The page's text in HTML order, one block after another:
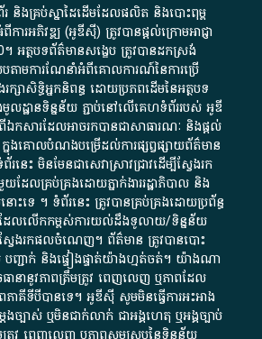
និង​គ្រប់​ស្នា​ដៃ​ដើម​ដែល​ផលិត​ និង​បោះពុម្ព​
ារអភិវឌ្ឍ​​ (អូ​ឌី​ស៊ី)​ ត្រូវ​បាន​ផ្តល់​ក្រោម​អាជ្ញា
។​ អត្ថបទ​ព័ត៌មាន​សង្ខេប​ ត្រូវ​បាន​ដកស្រង់​
ាមការ​ណែនាំ​អំពី​គោលការណ៍​នៃ​ការ​ប្រើ
សាសិទ្ធិអ្នកនិពន្ធ ដោយ​ប្រភពដើម​នៃ​​អត្ថបទ
លដ្ឋាន​ទិន្នន័យ ​ភ្ជាប់​នៅ​លើ​គេហទំព័រ​របស់​ អូ​ឌី​
កសារ​ដែល​អាច​រក​បានជា​សាធារណៈ​ និង​ផ្តល់​
ង​គោលបំណង​បម្រើ​ដល់ការ​ផ្សព្វផ្សាយ​ព័ត៌មាន​
េះ​ មិនមែន​ជា​សេវា​ស្រាវជ្រាវ​ដើម្បី​ស្វែងរក
ដែល​គ្រប់គ្រង​ដោយ​ភ្នាក់ងារ​រដ្ឋាភិបាល​ និង
ោះ​ទេ ​។​ ទំព័រ​នេះ​ ត្រូវ​បាន​គ្រប់គ្រង​ដោយ​ប្រព័ន្ធ​
ែល​លើកកម្ពស់​ការ​យល់​ដឹង​ទូលាយ​/​ទិន្នន័យ​
ង​រក​ផល​ចំណេញ​។​ ព័ត៌មាន​ ត្រូវ​បាន​បោះ
បញ្ជាក់​ និង​ផ្ទៀងផ្ទាត់​យ៉ាង​ហ្មត់ចត់​។​ យ៉ាងណា​
នា​នូវ​ភាព​ត្រឹមត្រូវ​ ពេញលេញ​ ឬ​ភាព​ដែល​
ភាគី​ទី​បី​បាន​ទេ​។​ អូ​ឌី​ស៊ី​ សូម​មិន​ធ្វើការ​អះអាង​
ង​ច្បាស់​ ឬ​មិន​ជាក់លាក់​ ជា​អង្គហេតុ​ ឬ​អង្គច្បាប់​